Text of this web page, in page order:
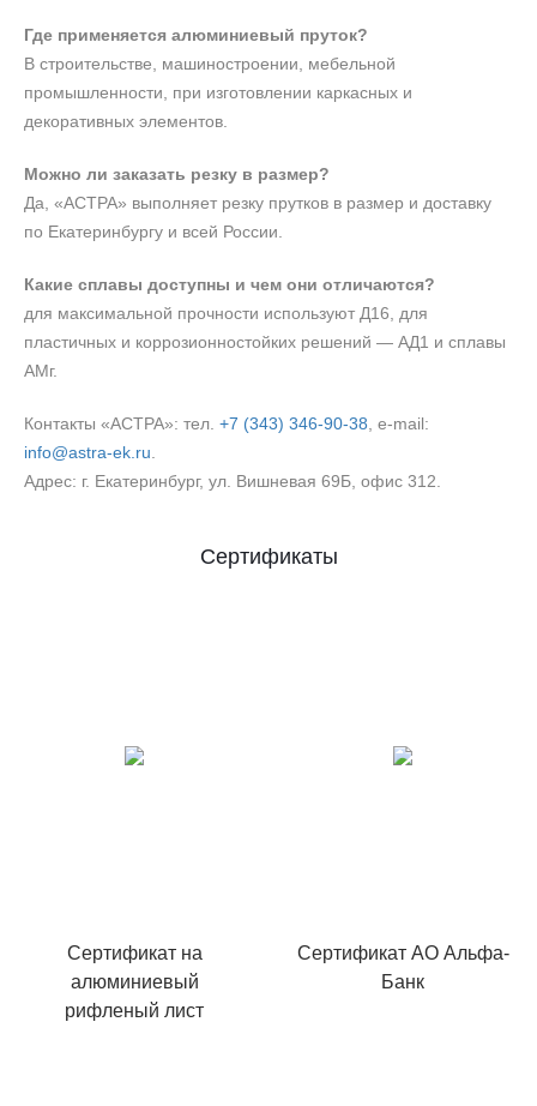
Где применяется алюминиевый пруток?
В строительстве, машиностроении, мебельной
промышленности, при изготовлении каркасных и
декоративных элементов.
Можно ли заказать резку в размер?
Да, «АСТРА» выполняет резку прутков в размер и доставку
по Екатеринбургу и всей России.
Какие сплавы доступны и чем они отличаются?
для максимальной прочности используют Д16, для
пластичных и коррозионностойких решений — АД1 и сплавы
АМг.
Контакты «АСТРА»: тел. +7 (343) 346‑90‑38 , e‑mail:
info@astra-ek.ru
Адрес: г. Екатеринбург, ул. Вишневая 69Б, офис 312.
Сертификаты
Сертификат на
алюминиевый
рифленый лист
Сертификат АО Альфа-
Банк